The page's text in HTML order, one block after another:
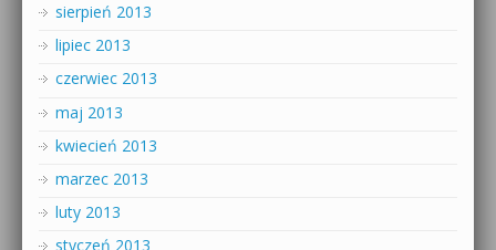
sierpień 2013
lipiec 2013
czerwiec 2013
maj 2013
kwiecień 2013
marzec 2013
luty 2013
styczeń 2013